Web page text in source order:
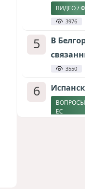
ВИДЕО /
3976
5
В
3550
6
ЕС